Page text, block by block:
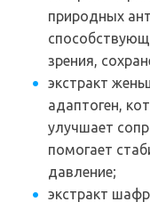
природных
зрения,
экстракт
адаптоген,
улучшает
помогает
давление;
экстракт